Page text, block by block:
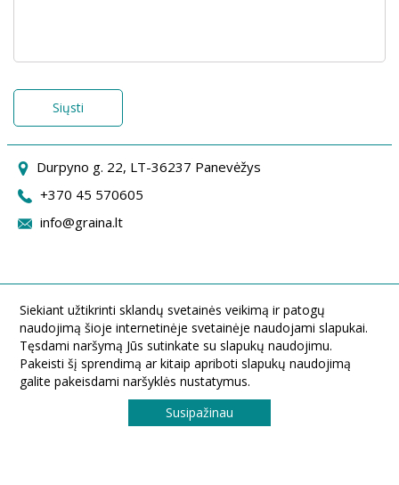
Siųsti
Durpyno g. 22, LT-36237 Panevėžys
+370 45 570605
info@graina.lt
Siekiant užtikrinti sklandų svetainės veikimą ir patogų
naudojimą šioje internetinėje svetainėje naudojami slapukai.
Tęsdami naršymą Jūs sutinkate su slapukų naudojimu.
Pakeisti šį sprendimą ar kitaip apriboti slapukų naudojimą
galite pakeisdami naršyklės nustatymus.
Susipažinau